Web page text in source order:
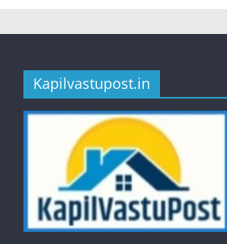
Kapilvastupost.in